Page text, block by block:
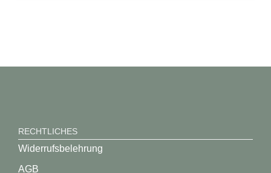
RECHTLICHES
Widerrufsbelehrung
AGB